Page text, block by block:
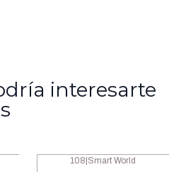
interesarte
108 Smart World